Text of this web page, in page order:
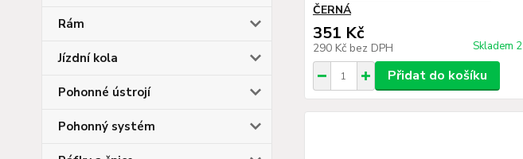
Rám
Jízdní kola
Pohonné ústrojí
Pohonný systém
ČERNÁ
351 Kč
290 Kč bez DPH Skladem 2
Přidat do košíku